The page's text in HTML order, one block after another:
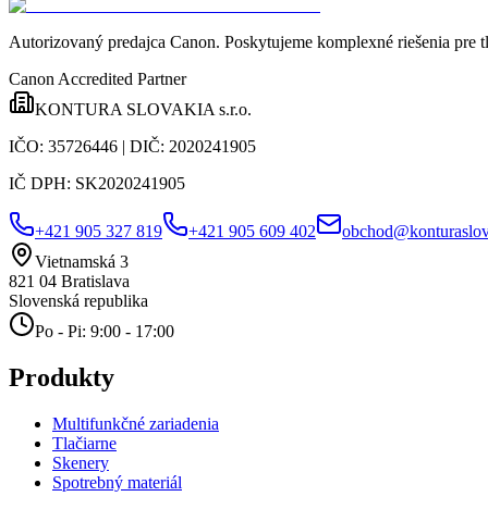
Autorizovaný predajca Canon. Poskytujeme komplexné riešenia
Canon Accredited Partner
KONTURA SLOVAKIA s.r.o.
IČO: 35726446 | DIČ: 2020241905
IČ DPH: SK2020241905
+421 905 327 819 +421 905 609 402
Vietnamská 3
821 04 Bratislava
Slovenská republika
Po - Pi: 9:00 - 17:00
Produkty
Multifunkčné zariadenia
Tlačiarne
Skenery
Spotrebný materiál